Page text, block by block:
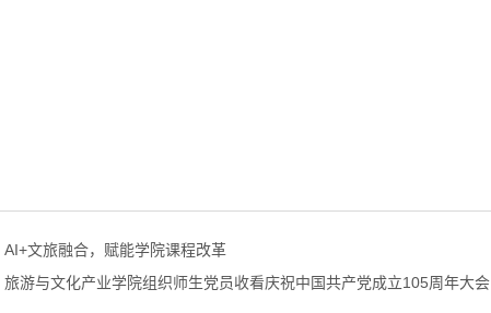
AI+文旅融合，赋能学院课程改革
旅游与文化产业学院组织师生党员收看庆祝中国共产党成立105周年大会